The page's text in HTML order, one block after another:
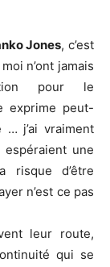
Jones, c’est
n’ont jamais
pour le
exprime peut-
… j’ai vraiment
une
risque d’être
n’est ce pas
leur route,
qui se